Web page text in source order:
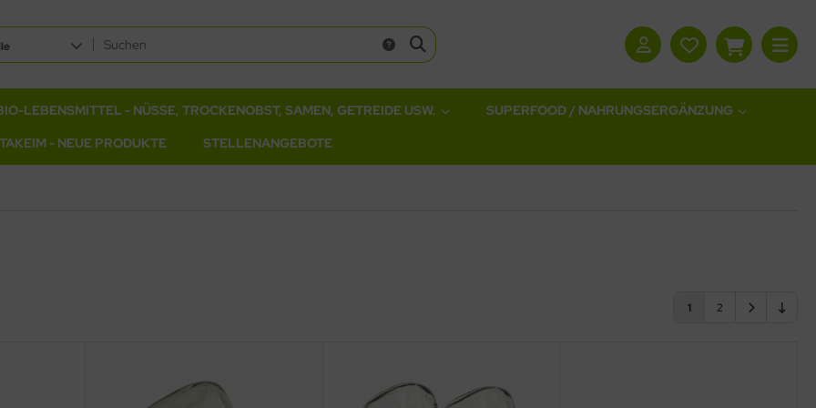
LEBENSMITTEL - NÜSSE, TROCKENOBST, SAMEN, GETREIDE USW.
SUPERFOOD / NAHRUNGSERGÄNZUNG
- NEUE PRODUKTE STELLENANGEBOTE
1 2